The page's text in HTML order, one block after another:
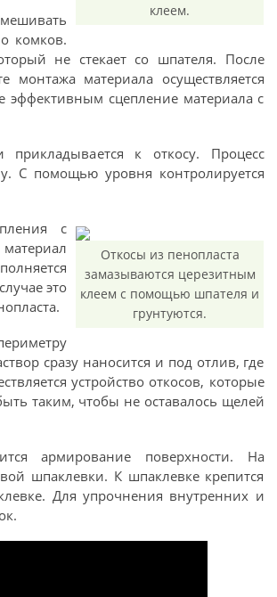
клеем.
комков.
не стекает со шпателя. После
монтажа материала осуществляется
эффективным сцепление материала с
прикладывается к откосу. Процесс
С помощью уровня контролируется
Откосы из пенопласта
замазываются церезитным
клеем с помощью шпателя и
грунтуются.
с
это
сразу наносится и под отлив, где
устройство откосов, которые
таким, чтобы не оставалось щелей
армирование поверхности. На
шпаклевки. К шпаклевке крепится
Для упрочнения внутренних и